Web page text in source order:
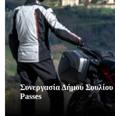
Συνεργασία Δήμου
Passes